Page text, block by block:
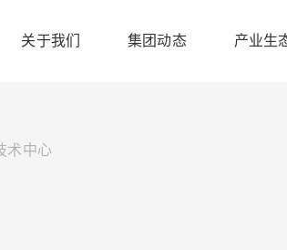
关于我们 集团动态 产业生
术中心